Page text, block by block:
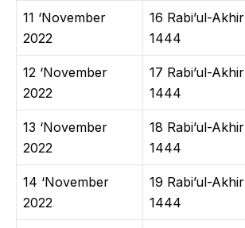
11 ‘November
2022
16 Rabi’ul-Akhir
1444
12 ‘November
2022
17 Rabi’ul-Akhir
1444
13 ‘November
2022
18 Rabi’ul-Akhir
1444
14 ‘November
2022
19 Rabi’ul-Akhir
1444